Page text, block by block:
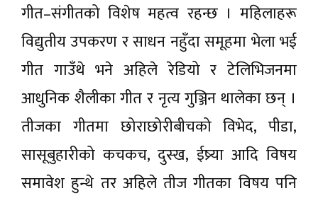
गीत–संगीतको विशेष महत्व रहन्छ । महिलाहरू
विद्युतीय उपकरण र साधन नहुँदा समूहमा भेला भई
गीत गाउँथे भने अहिले रेडियो र टेलिभिजनमा
आधुनिक शैलीका गीत र नृत्य गुञ्जिन थालेका छन् ।
तीजका गीतमा छोराछोरीबीचको विभेद, पीडा,
सासूबुहारीको कचकच, दुस्ख, ईष्र्या आदि विषय
समावेश हुन्थे तर अहिले तीज गीतका विषय पनि